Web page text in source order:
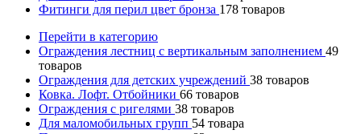
Фитинги для перил цвет бронза 178 товаров
Перейти в категорию
Ограждения лестниц с вертикальным заполнением 49
товаров
Ограждения для детских учреждений 38 товаров
Ковка. Лофт. Отбойники 66 товаров
Ограждения с ригелями 38 товаров
Для маломобильных групп 54 товара